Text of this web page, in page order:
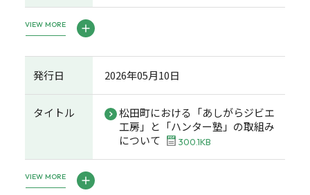
VIEW MORE
発行日 2026年05月10日
タイトル
松田町における「あしがらジビエ
工房」と「ハンター塾」の取組み
について
300.1KB
VIEW MORE